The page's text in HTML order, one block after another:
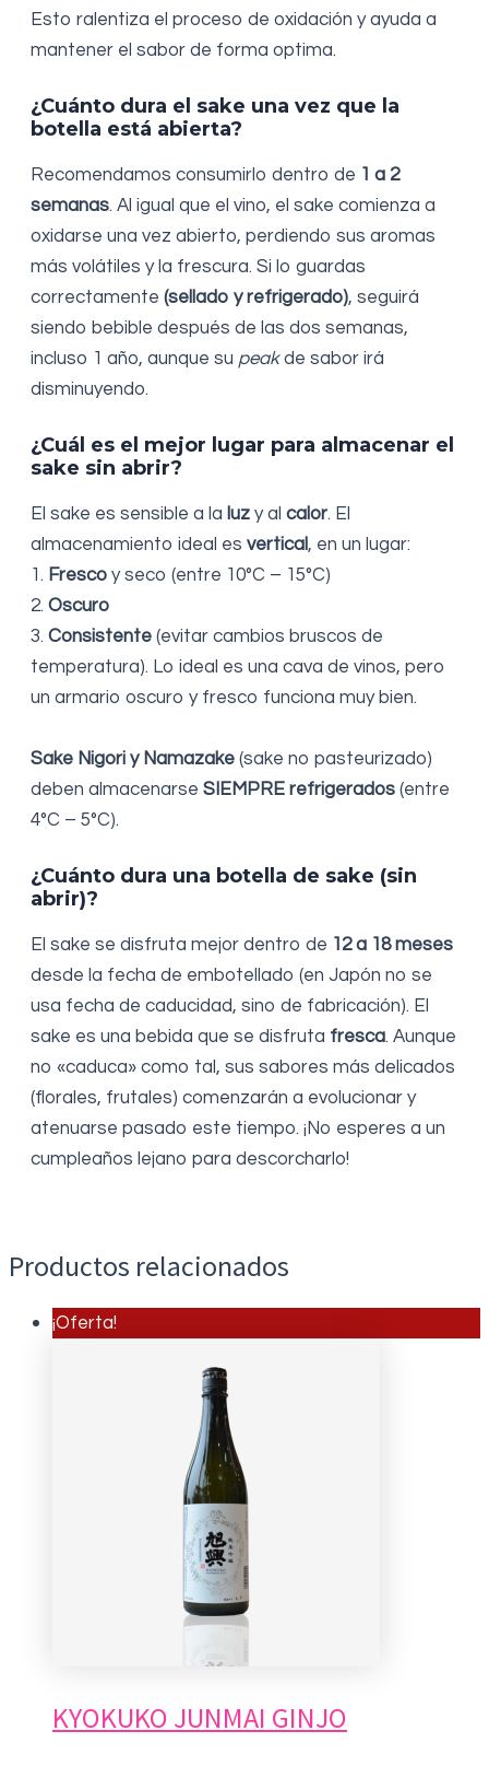
Esto ralentiza el proceso de oxidación y ayuda a
mantener el sabor de forma optima.
¿Cuánto dura el sake una vez que la
botella está abierta?
Recomendamos consumirlo dentro de 1 a 2
semanas. Al igual que el vino, el sake comienza a
oxidarse una vez abierto, perdiendo sus aromas
más volátiles y la frescura. Si lo guardas
correctamente (sellado y refrigerado), seguirá
siendo bebible después de las dos semanas,
incluso 1 año, aunque su peakde sabor irá
disminuyendo.
¿Cuál es el mejor lugar para almacenar el
sake sin abrir?
El sake es sensible a la luz y al calor. El
almacenamiento ideal es vertical, en un lugar:
1. Fresco y seco (entre 10°C – 15°C)
2. Oscuro
3. Consistente (evitar cambios bruscos de
temperatura). Lo ideal es una cava de vinos, pero
un armario oscuro y fresco funciona muy bien.
Sake Nigori y Namazake (sake no pasteurizado)
deben almacenarse SIEMPRE refrigerados (entre
4°C – 5°C).
¿Cuánto dura una botella de sake (sin
abrir)?
El sake se disfruta mejor dentro de 12 a 18 meses
desde la fecha de embotellado (en Japón no se
usa fecha de caducidad, sino de fabricación). El
sake es una bebida que se disfruta fresca. Aunque
no «caduca» como tal, sus sabores más delicados
(florales, frutales) comenzarán a evolucionar y
atenuarse pasado este tiempo. ¡No esperes a un
cumpleaños lejano para descorcharlo!
Productos relacionados
¡Oferta!
KYOKUKO JUNMAI GINJO